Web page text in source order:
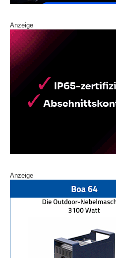
Anzeige
Anzeige